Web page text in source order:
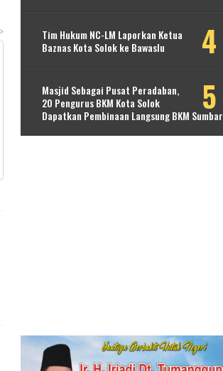
Tim Hukum NC-LM Laporkan Ketua
Baznas Kota Solok ke Bawaslu
Masjid Sebagai Pusat Peradaban,
20 Pengurus BKM Kota Solok
Dapatkan Pembinaan Langsung BKM Sumbar